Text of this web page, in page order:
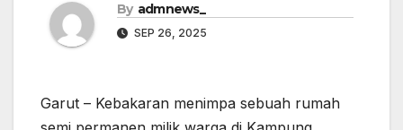
By admnews_
SEP 26, 2025
Garut – Kebakaran menimpa sebuah rumah